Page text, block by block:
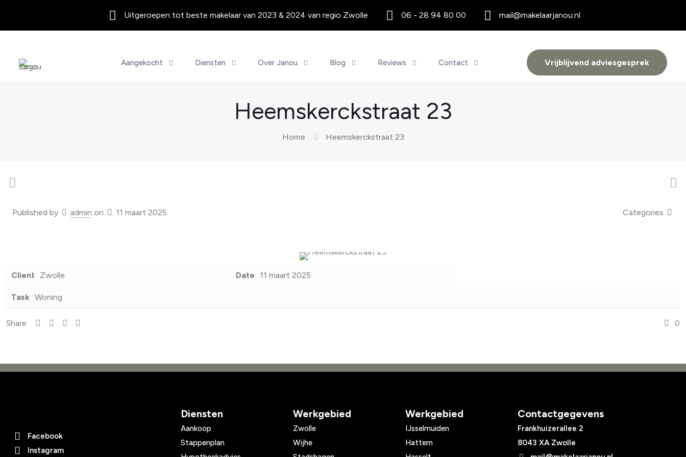
Uitgeroepen tot beste makelaar van 2023 & 2024 van regio Zwolle 06 - 28 94 80 00 mail@makelaarjanou.nl
Aangekocht Diensten Over Janou Blog Reviews Contact Vrijblijvend adviesgesprek
Heemskerckstraat 23
Home Heemskerckstraat 23
Published by admin on 11 maart 2025 Categories
Client Zwolle Date 11 maart 2025
Task Woning
Share 0
Facebook
Instagram
Diensten
Aankoop
Stappenplan
Werkgebied
Zwolle
Wijhe
Werkgebied
IJsselmuiden
Hattem
Contactgegevens
Frankhuizerallee 2
8043 XA Zwolle